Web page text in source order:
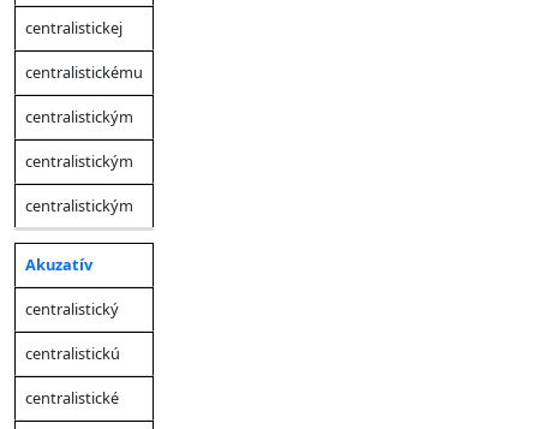
centralistickej
centralistickému
centralistickým
centralistickým
centralistickým
Akuzatív
centralistický
centralistickú
centralistické